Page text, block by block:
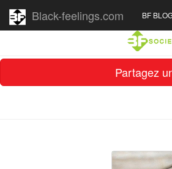
Partagez
Black-feelings.com BF